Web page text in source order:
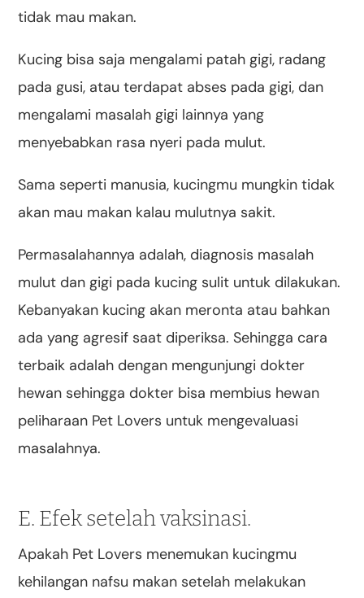
tidak mau makan.
Kucing bisa saja mengalami patah gigi, radang
pada gusi, atau terdapat abses pada gigi, dan
mengalami masalah gigi lainnya yang
menyebabkan rasa nyeri pada mulut.
Sama seperti manusia, kucingmu mungkin tidak
akan mau makan kalau mulutnya sakit.
Permasalahannya adalah, diagnosis masalah
mulut dan gigi pada kucing sulit untuk dilakukan.
Kebanyakan kucing akan meronta atau bahkan
ada yang agresif saat diperiksa. Sehingga cara
terbaik adalah dengan mengunjungi dokter
hewan sehingga dokter bisa membius hewan
peliharaan Pet Lovers untuk mengevaluasi
masalahnya.
E. Efek setelah vaksinasi.
Apakah Pet Lovers menemukan kucingmu
kehilangan nafsu makan setelah melakukan